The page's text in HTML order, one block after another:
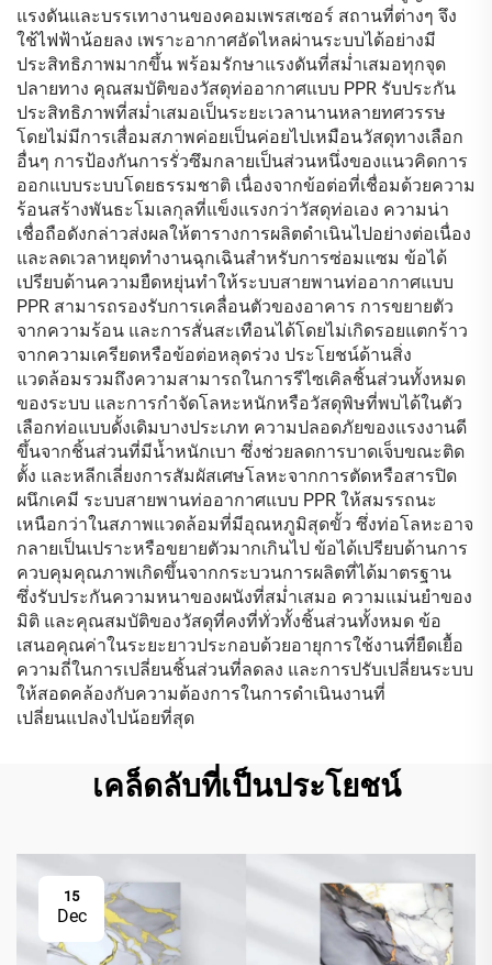
แรงดันและบรรเทางานของคอมเพรสเซอร์ สถานที่ต่างๆ จึง
ใช้ไฟฟ้าน้อยลง เพราะอากาศอัดไหลผ่านระบบได้อย่างมี
ประสิทธิภาพมากขึ้น พร้อมรักษาแรงดันที่สม่ำเสมอทุกจุด
ปลายทาง คุณสมบัติของวัสดุท่ออากาศแบบ PPR รับประกัน
ประสิทธิภาพที่สม่ำเสมอเป็นระยะเวลานานหลายทศวรรษ
โดยไม่มีการเสื่อมสภาพค่อยเป็นค่อยไปเหมือนวัสดุทางเลือก
อื่นๆ การป้องกันการรั่วซึมกลายเป็นส่วนหนึ่งของแนวคิดการ
ออกแบบระบบโดยธรรมชาติ เนื่องจากข้อต่อที่เชื่อมด้วยความ
ร้อนสร้างพันธะโมเลกุลที่แข็งแรงกว่าวัสดุท่อเอง ความน่า
เชื่อถือดังกล่าวส่งผลให้ตารางการผลิตดำเนินไปอย่างต่อเนื่อง
และลดเวลาหยุดทำงานฉุกเฉินสำหรับการซ่อมแซม ข้อได้
เปรียบด้านความยืดหยุ่นทำให้ระบบสายพานท่ออากาศแบบ
PPR สามารถรองรับการเคลื่อนตัวของอาคาร การขยายตัว
จากความร้อน และการสั่นสะเทือนได้โดยไม่เกิดรอยแตกร้าว
จากความเครียดหรือข้อต่อหลุดร่วง ประโยชน์ด้านสิ่ง
แวดล้อมรวมถึงความสามารถในการรีไซเคิลชิ้นส่วนทั้งหมด
ของระบบ และการกำจัดโลหะหนักหรือวัสดุพิษที่พบได้ในตัว
เลือกท่อแบบดั้งเดิมบางประเภท ความปลอดภัยของแรงงานดี
ขึ้นจากชิ้นส่วนที่มีน้ำหนักเบา ซึ่งช่วยลดการบาดเจ็บขณะติด
ตั้ง และหลีกเลี่ยงการสัมผัสเศษโลหะจากการตัดหรือสารปิด
ผนึกเคมี ระบบสายพานท่ออากาศแบบ PPR ให้สมรรถนะ
เหนือกว่าในสภาพแวดล้อมที่มีอุณหภูมิสุดขั้ว ซึ่งท่อโลหะอาจ
กลายเป็นเปราะหรือขยายตัวมากเกินไป ข้อได้เปรียบด้านการ
ควบคุมคุณภาพเกิดขึ้นจากกระบวนการผลิตที่ได้มาตรฐาน
ซึ่งรับประกันความหนาของผนังที่สม่ำเสมอ ความแม่นยำของ
มิติ และคุณสมบัติของวัสดุที่คงที่ทั่วทั้งชิ้นส่วนทั้งหมด ข้อ
เสนอคุณค่าในระยะยาวประกอบด้วยอายุการใช้งานที่ยืดเยื้อ
ความถี่ในการเปลี่ยนชิ้นส่วนที่ลดลง และการปรับเปลี่ยนระบบ
ให้สอดคล้องกับความต้องการในการดำเนินงานที่
เปลี่ยนแปลงไปน้อยที่สุด
เคล็ดลับที่เป็นประโยชน์
15
Dec